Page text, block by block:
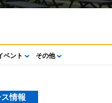
ベント その他
情報